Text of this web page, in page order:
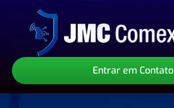
Entrar em Contato